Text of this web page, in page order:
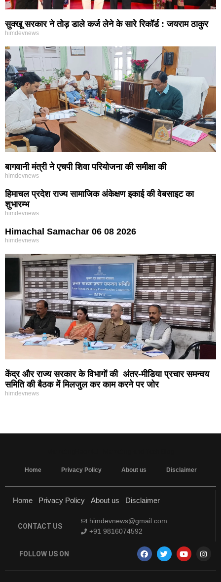
सुक्खू सरकार ने तोड़ डाले कर्ज लेने के सारे रिकॉर्ड : जयराम ठाकुर
himdevnews
बागवानी मंत्री ने एचपी शिवा परियोजना की समीक्षा की
himdevnews
हिमाचल प्रदेश राज्य सामाजिक अंकेक्षण इकाई की वेबसाइट का
शुभारम्भ
himdevnews
Himachal Samachar 06 08 2026
himdevnews
केंद्र और राज्य सरकार के विभागों की अंतर-मीडिया प्रचार समन्वय
समिति की बैठक में मिलजुल कर काम करने पर जोर
himdevnews
Home Privacy Policy About us Disclaimer
Home Privacy Policy About us Disclaimer
CONTACT US
himdevnews@gmail.com
+91 9816074592
FOLLOW US ON